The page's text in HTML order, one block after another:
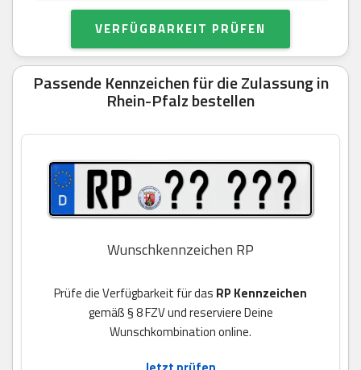
VERFÜGBARKEIT PRÜFEN
Passende Kennzeichen für die Zulassung in
Rhein-Pfalz bestellen
Wunschkennzeichen RP
Prüfe die Verfügbarkeit für das RP Kennzeichen
gemäß § 8 FZV und reserviere Deine
Wunschkombination online.